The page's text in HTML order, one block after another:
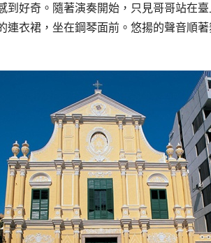
到好奇。隨著演奏開始，只見哥哥站在
衣裙，坐在鋼琴面前。悠揚的聲音順